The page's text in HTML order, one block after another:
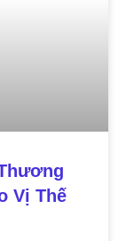
Vị Thế